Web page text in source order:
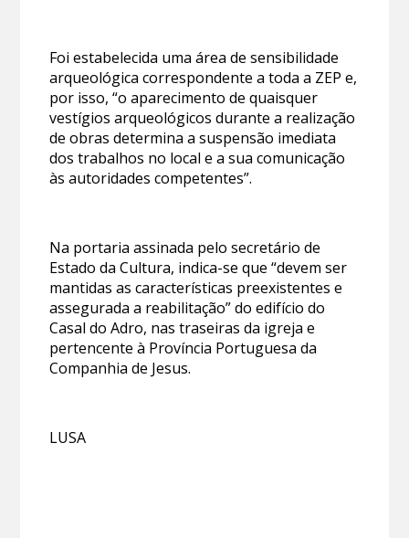
Foi estabelecida uma área de sensibilidade
arqueológica correspondente a toda a ZEP e,
por isso, “o aparecimento de quaisquer
vestígios arqueológicos durante a realização
de obras determina a suspensão imediata
dos trabalhos no local e a sua comunicação
às autoridades competentes”.
Na portaria assinada pelo secretário de
Estado da Cultura, indica-se que “devem ser
mantidas as características preexistentes e
assegurada a reabilitação” do edifício do
Casal do Adro, nas traseiras da igreja e
pertencente à Província Portuguesa da
Companhia de Jesus.
LUSA